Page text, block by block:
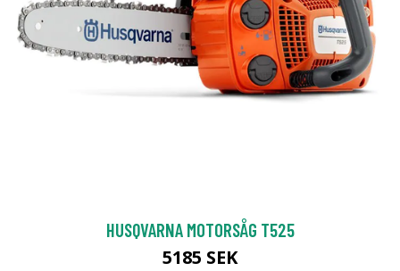
HUSQVARNA MOTORSÅG T525
5185 SEK